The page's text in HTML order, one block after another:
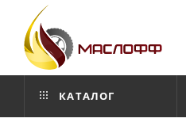
КАТАЛОГ